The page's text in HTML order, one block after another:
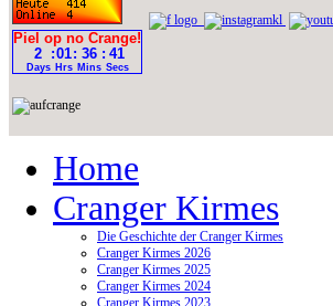
Home
Cranger Kirmes
Die Geschichte der Cranger Kirmes
Cranger Kirmes 2026
Cranger Kirmes 2025
Cranger Kirmes 2024
Cranger Kirmes 2023